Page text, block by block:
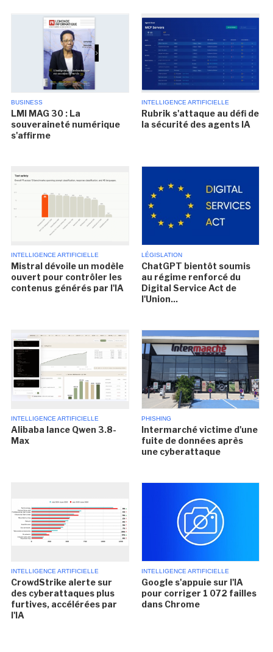
BUSINESS
LMI MAG 30 : La
souveraineté numérique
s'affirme
INTELLIGENCE ARTIFICIELLE
Rubrik s'attaque au défi de
la sécurité des agents IA
INTELLIGENCE ARTIFICIELLE
Mistral dévoile un modèle
ouvert pour contrôler les
contenus générés par l'IA
LÉGISLATION
ChatGPT bientôt soumis
au régime renforcé du
Digital Service Act de
l'Union...
INTELLIGENCE ARTIFICIELLE
Alibaba lance Qwen 3.8-
Max
PHISHING
Intermarché victime d'une
fuite de données après
une cyberattaque
INTELLIGENCE ARTIFICIELLE
CrowdStrike alerte sur
des cyberattaques plus
furtives, accélérées par
l'IA
INTELLIGENCE ARTIFICIELLE
Google s'appuie sur l'IA
pour corriger 1 072 failles
dans Chrome